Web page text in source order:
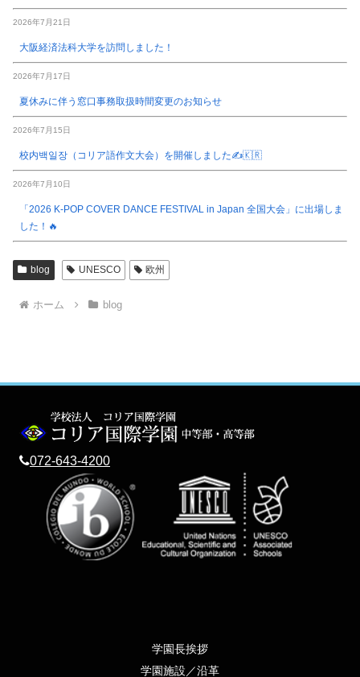
2026年7月21日
大阪経済法科大学を訪問しました！
2026年7月17日
夏休みに伴う窓口事務取扱時間変更のお知らせ
2026年7月15日
校内백일장（コリア語作文大会）を開催しました✍️🇰🇷
2026年7月10日
「2026 K-POP COVER DANCE FESTIVAL in Japan 全国大会」に出場しま
した！🔥
blog UNESCO 欧州
ホーム blog
072-643-4200
学園長挨拶
学園施設／沿革